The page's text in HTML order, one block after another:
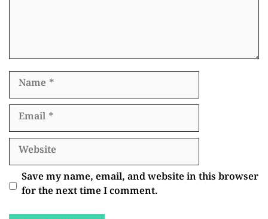
Name
Email
Website
Save my name, email, and website in this browser
for the next time I comment.